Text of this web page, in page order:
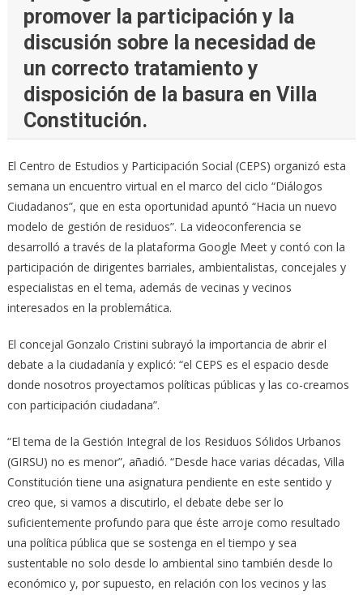
promover la participación y la
discusión sobre la necesidad de
un correcto tratamiento y
disposición de la basura en Villa
Constitución.
El Centro de Estudios y Participación Social (CEPS) organizó esta
semana un encuentro virtual en el marco del ciclo “Diálogos
Ciudadanos”, que en esta oportunidad apuntó “Hacia un nuevo
modelo de gestión de residuos”. La videoconferencia se
desarrolló a través de la plataforma Google Meet y contó con la
participación de dirigentes barriales, ambientalistas, concejales y
especialistas en el tema, además de vecinas y vecinos
interesados en la problemática.
El concejal Gonzalo Cristini subrayó la importancia de abrir el
debate a la ciudadanía y explicó: “el CEPS es el espacio desde
donde nosotros proyectamos políticas públicas y las co-creamos
con participación ciudadana”.
“El tema de la Gestión Integral de los Residuos Sólidos Urbanos
(GIRSU) no es menor”, añadió. “Desde hace varias décadas, Villa
Constitución tiene una asignatura pendiente en este sentido y
creo que, si vamos a discutirlo, el debate debe ser lo
suficientemente profundo para que éste arroje como resultado
una política pública que se sostenga en el tiempo y sea
sustentable no solo desde lo ambiental sino también desde lo
económico y, por supuesto, en relación con los vecinos y las